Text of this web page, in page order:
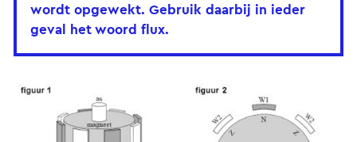
wordt opgewekt. Gebruik daarbij in ieder
geval het woord flux.